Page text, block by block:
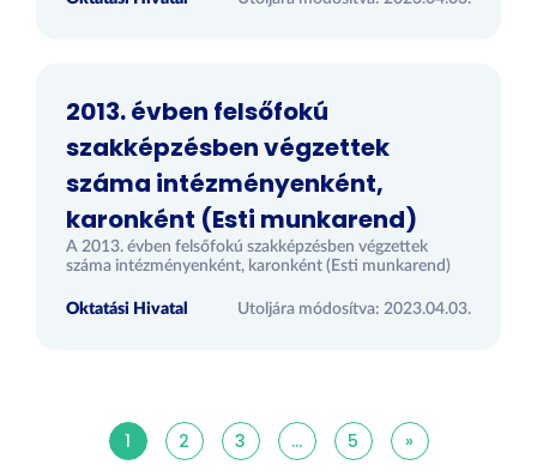
2013. évben felsőfokú
szakképzésben végzettek
száma intézményenként,
karonként (Esti munkarend)
A 2013. évben felsőfokú szakképzésben végzettek
száma intézményenként, karonként (Esti munkarend)
Oktatási Hivatal Utoljára módosítva: 2023.04.03.
1 2 3 ... 5 »